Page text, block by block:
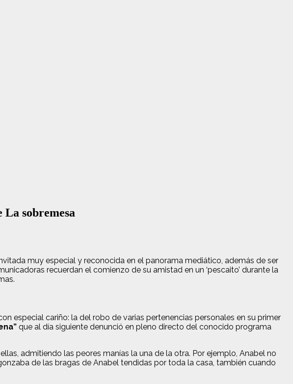
La sobremesa
muy especial y reconocida en el panorama mediático, además de ser
recuerdan el comienzo de su amistad en un ‘pescaito’ durante la
especial cariño: la del robo de varias pertenencias personales en su primer
que al día siguiente denunció en pleno directo del conocido programa
admitiendo las peores manías la una de la otra. Por ejemplo, Anabel no
de las bragas de Anabel tendidas por toda la casa, también cuando